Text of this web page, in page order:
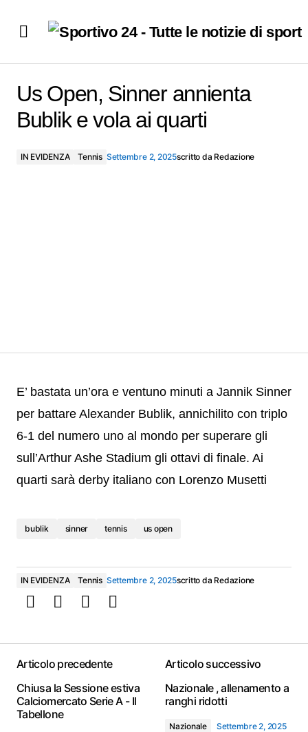
Us Open, Sinner annienta
Bublik e vola ai quarti
IN EVIDENZA Tennis Settembre 2, 2025scritto da Redazione
E’ bastata un’ora e ventuno minuti a Jannik Sinner
per battare Alexander Bublik, annichilito con triplo
6-1 del numero uno al mondo per superare gli
sull’Arthur Ashe Stadium gli ottavi di finale. Ai
quarti sarà derby italiano con Lorenzo Musetti
bublik sinner tennis us open
IN EVIDENZA Tennis Settembre 2, 2025scritto da Redazione
Articolo precedente
Chiusa la Sessione estiva
Calciomercato Serie A - Il
Tabellone
Articolo successivo
Nazionale , allenamento a
ranghi ridotti
Nazionale Settembre 2, 2025